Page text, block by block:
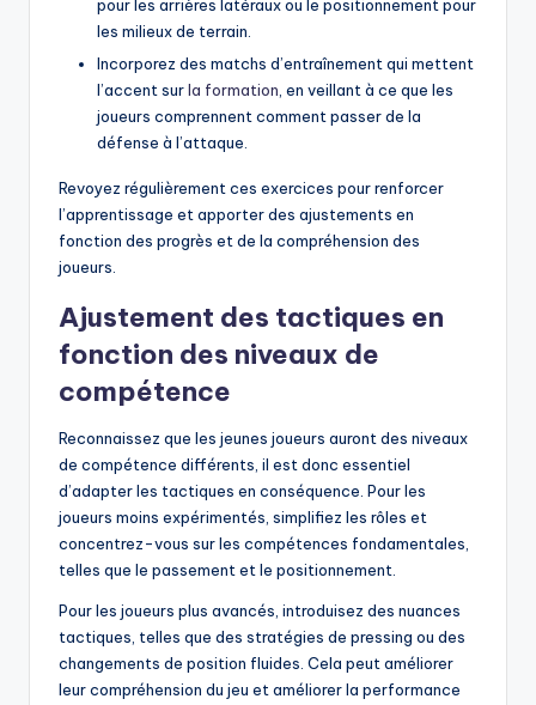
pour les arrières latéraux ou le positionnement pour
les milieux de terrain.
Incorporez des matchs d’entraînement qui mettent
l’accent surla formation , en veillant à ce que les
joueurs comprennent comment passer de la
défense à l’attaque.
Revoyez régulièrement ces exercices pour renforcer
l’apprentissage et apporter des ajustements en
fonction des progrès et de la compréhension des
joueurs.
Ajustement des tactiques en
fonction des niveaux de
compétence
Reconnaissez que les jeunes joueurs auront des niveaux
de compétence différents, il est donc essentiel
d’adapter les tactiques en conséquence. Pour les
joueurs moins expérimentés, simplifiez les rôles et
concentrez-vous sur les compétences fondamentales,
telles que le passement et le positionnement.
Pour les joueurs plus avancés, introduisez des nuances
tactiques, telles que des stratégies de pressing ou des
changements de position fluides. Cela peut améliorer
leur compréhension du jeu et améliorer la performance